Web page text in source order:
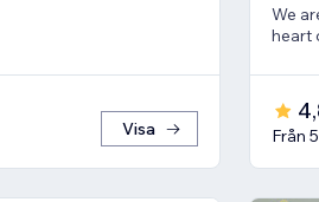
Visa
We
heart
Från